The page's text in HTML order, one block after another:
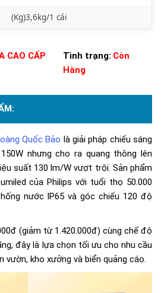
(Kg)3,6kg/1 cái
CAO CẤP
Tình trạng: Còn
Hàng
Quốc Bảo là giải pháp chiếu sáng
nhưng cho ra quang thông lên
suất 130 lm/W vượt trội. Sản phẩm
của Philips với tuổi thọ 50.000
nước IP65 và góc chiếu 120 độ
(giảm từ 1.420.000đ) cùng chế độ
đây là lựa chọn tối ưu cho nhu cầu
vườn, kho xưởng và biển quảng cáo.